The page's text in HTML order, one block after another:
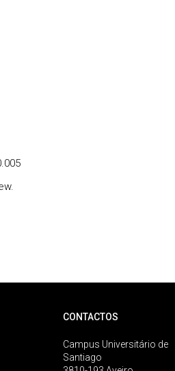
CONTACTOS
Campus Universitário de
Santiago